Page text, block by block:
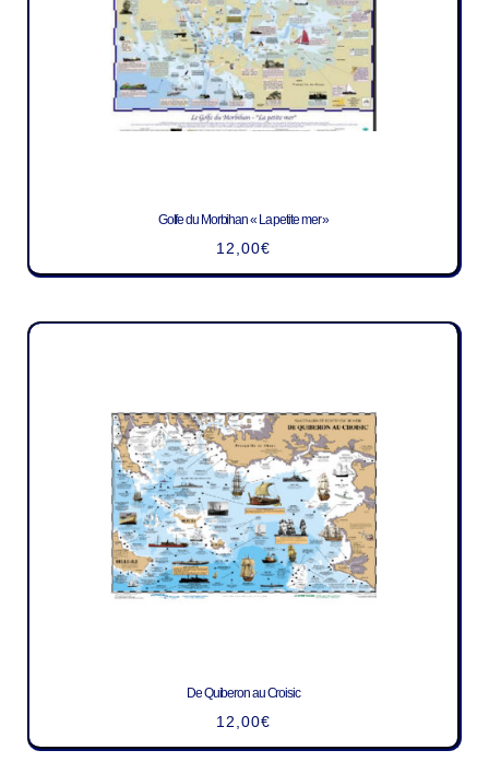
Golfe du Morbihan « La petite mer »
12,00€
De Quiberon au Croisic
12,00€